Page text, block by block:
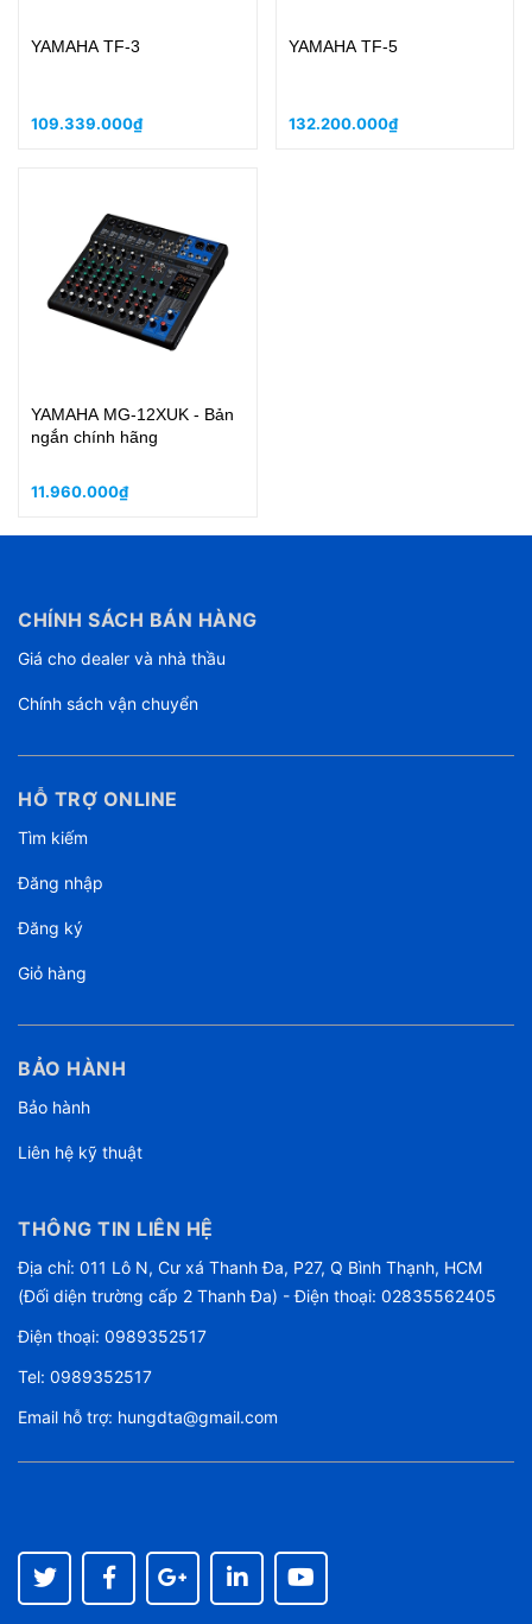
YAMAHA TF-3
109.339.000₫
YAMAHA TF-5
132.200.000₫
YAMAHA MG-12XUK - Bản
ngắn chính hãng
11.960.000₫
CHÍNH SÁCH BÁN HÀNG
Giá cho dealer và nhà thầu
Chính sách vận chuyển
HỖ TRỢ ONLINE
Tìm kiếm
Đăng nhập
Đăng ký
Giỏ hàng
BẢO HÀNH
Bảo hành
Liên hệ kỹ thuật
THÔNG TIN LIÊN HỆ
Địa chỉ: 011 Lô N, Cư xá Thanh Đa, P27, Q Bình Thạnh, HCM
(Đối diện trường cấp 2 Thanh Đa) - Điện thoại: 02835562405
Điện thoại: 0989352517
Tel: 0989352517
Email hỗ trợ: hungdta@gmail.com